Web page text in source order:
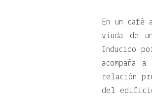
En un café
viuda de
Inducido
relación
del edificio